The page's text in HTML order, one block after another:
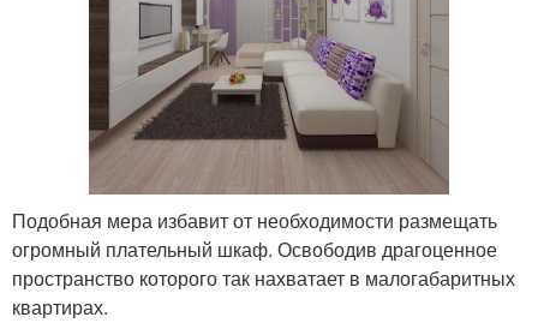
Подобная мера избавит от необходимости размещать
огромный плательный шкаф. Освободив драгоценное
пространство которого так нахватает в малогабаритных
квартирах.